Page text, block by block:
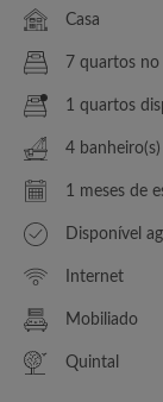
Casa
7 quartos no
1 quartos
4 banheiro(s)
1 meses de
Disponível
Internet
Mobiliado
Quintal